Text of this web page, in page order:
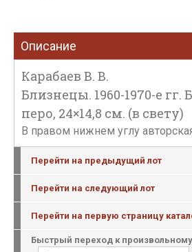
Описание
Карабаев В. В.
Близнецы. 1960-1970-е гг.
перо, 24×14,8 см. (в свету)
В правом нижнем углу
Перейти на предыдущий лот
Перейти на следующий лот
Перейти на первую страницу
Быстрый переход к произвольному